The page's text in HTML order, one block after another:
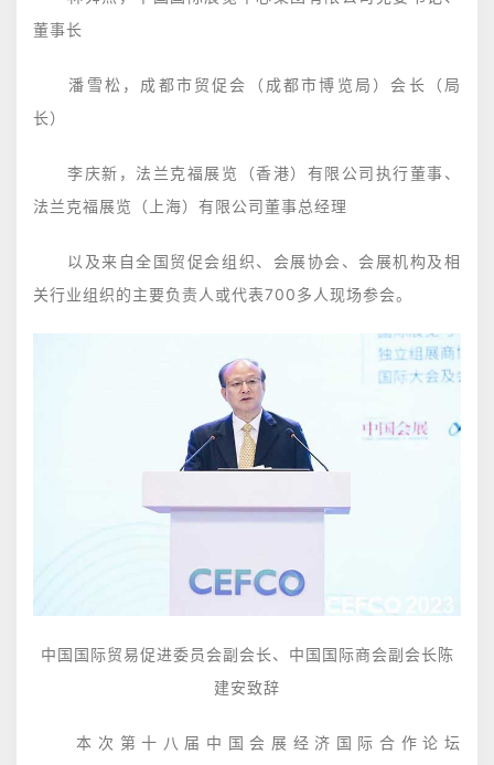
董事长
潘雪松，成都市贸促会（成都市博览局）会长（局
长）
李庆新，法兰克福展览（香港）有限公司执行董事、
法兰克福展览（上海）有限公司董事总经理
以及来自全国贸促会组织、会展协会、会展机构及相
关行业组织的主要负责人或代表700多人现场参会。
中国国际贸易促进委员会副会长、中国国际商会副会长陈
建安致辞
本次第十八届中国会展经济国际合作论坛